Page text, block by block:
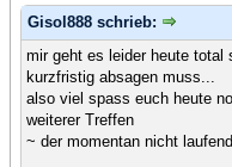
Gisol888 schrieb:
mir geht es leider heute total
kurzfristig absagen muss...
also viel spass euch heute
weiterer Treffen
~ der momentan nicht